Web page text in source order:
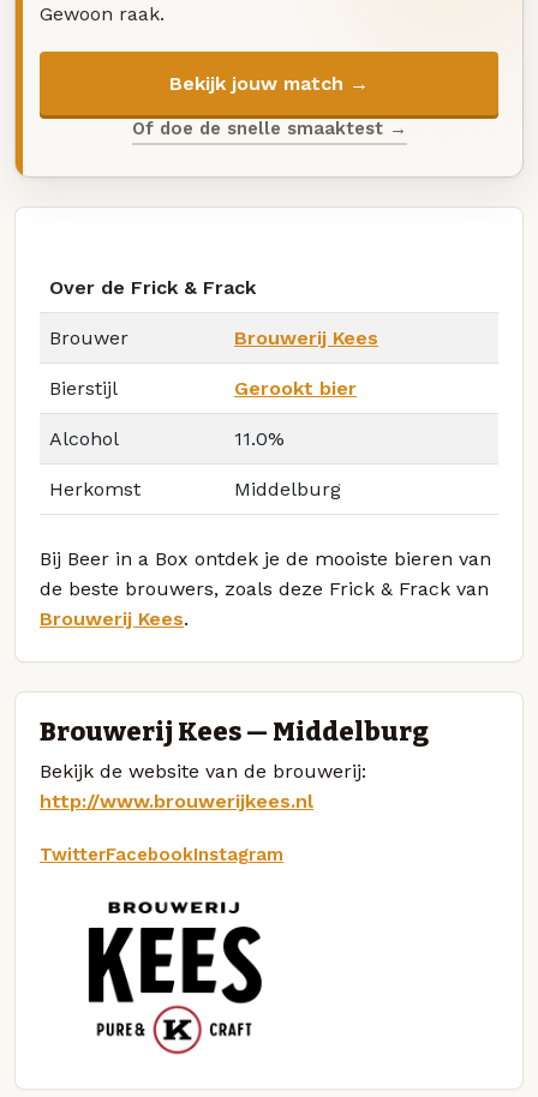
Gewoon raak.
Bekijk jouw match →
Of doe de snelle smaaktest →
Over de Frick & Frack
Brouwer Brouwerij Kees
Bierstijl Gerookt bier
Alcohol 11.0%
Herkomst Middelburg
Bij Beer in a Box ontdek je de mooiste bieren van
de beste brouwers, zoals deze Frick & Frack van
Brouwerij Kees.
Brouwerij Kees — Middelburg
Bekijk de website van de brouwerij:
http://www.brouwerijkees.nl
TwitterFacebookInstagram